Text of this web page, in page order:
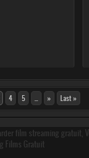
4 5 » Last »
film streaming gratuit,
Films Gratuit